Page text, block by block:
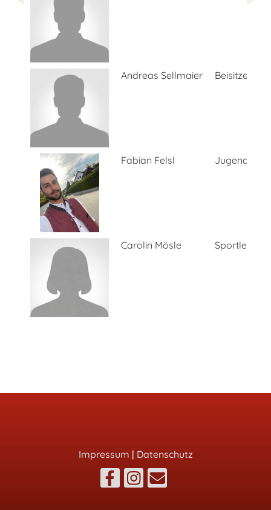
Andreas Sellmaier Beisitzer
Fabian Felsl Jugendwart
Carolin Mösle Sportleiterin
Impressum | Datenschutz